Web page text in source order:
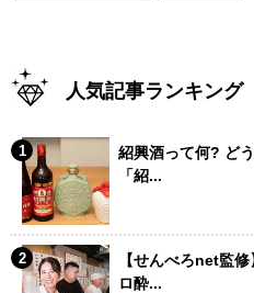
人気記事ランキング
紹興酒って何? ど
「紹...
【せんべろnet監
ロ酔...